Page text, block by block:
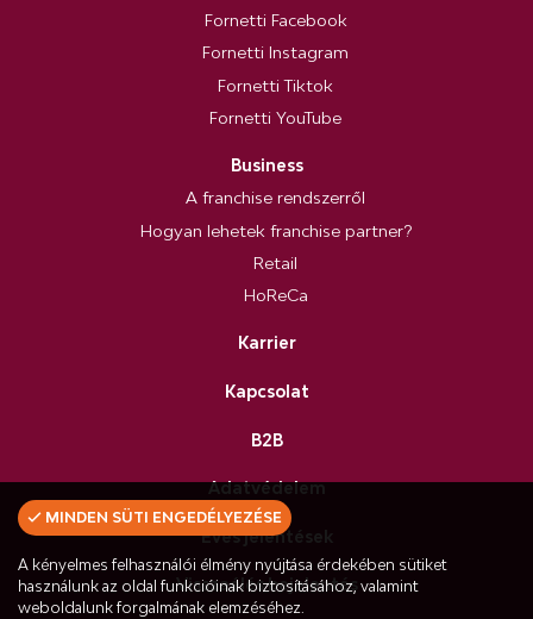
Fornetti Facebook
Fornetti Instagram
Fornetti Tiktok
Fornetti YouTube
Business
A franchise rendszerről
Hogyan lehetek franchise partner?
Retail
HoReCa
Karrier
Kapcsolat
B2B
Adatvédelem
Éves jelentések
Visszaélés bejelentés
MINDEN SÜTI ENGEDÉLYEZÉSE
A kényelmes felhasználói élmény nyújtása érdekében sütiket
használunk az oldal funkcióinak biztosításához, valamint
weboldalunk forgalmának elemzéséhez.